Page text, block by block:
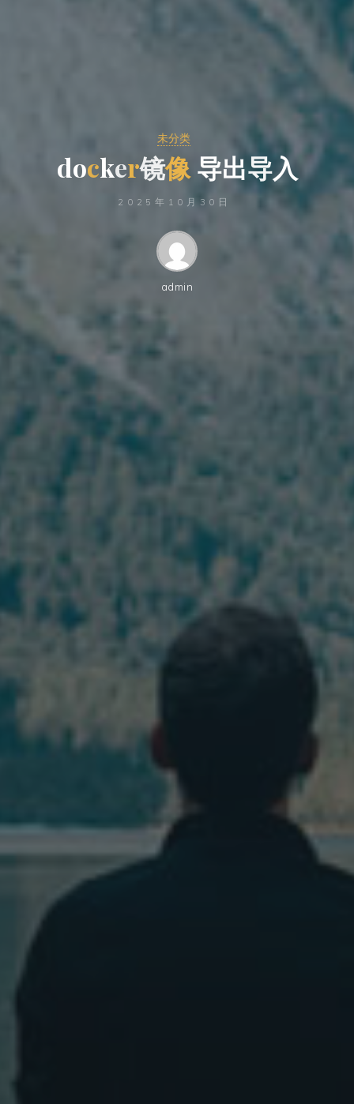
未分类
d d
ocker镜像 导出导入
入
2025年10月30日
admin